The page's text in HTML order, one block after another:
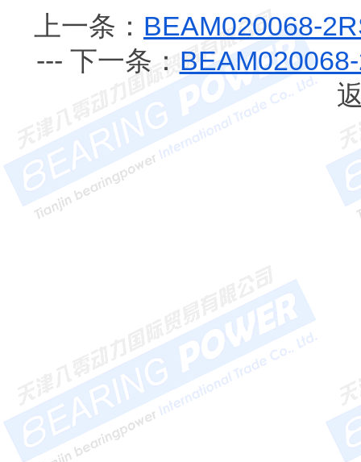
上一条： BEAM020068-
--- 下一条：